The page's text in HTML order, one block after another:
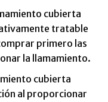
cubierta
tratable
primero las
la llamamiento.
cubierta
al proporcionar